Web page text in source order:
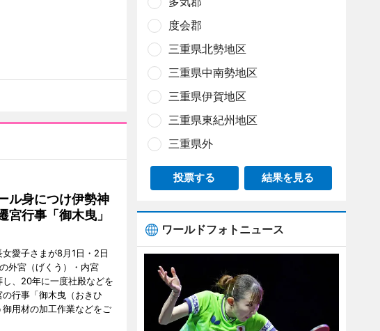
ル身につけ伊勢神
行事「御木曳」
愛子さまが8月1日・2日
外宮（げくう）・内宮
し、20年に一度社殿などを
行事「御木曳（おきひ
用材の加工作業などをご
度会郡
三重県北勢地区
三重県中南勢地区
三重県伊賀地区
三重県東紀州地区
三重県外
投票する 結果を見る
ワールドフォトニュース